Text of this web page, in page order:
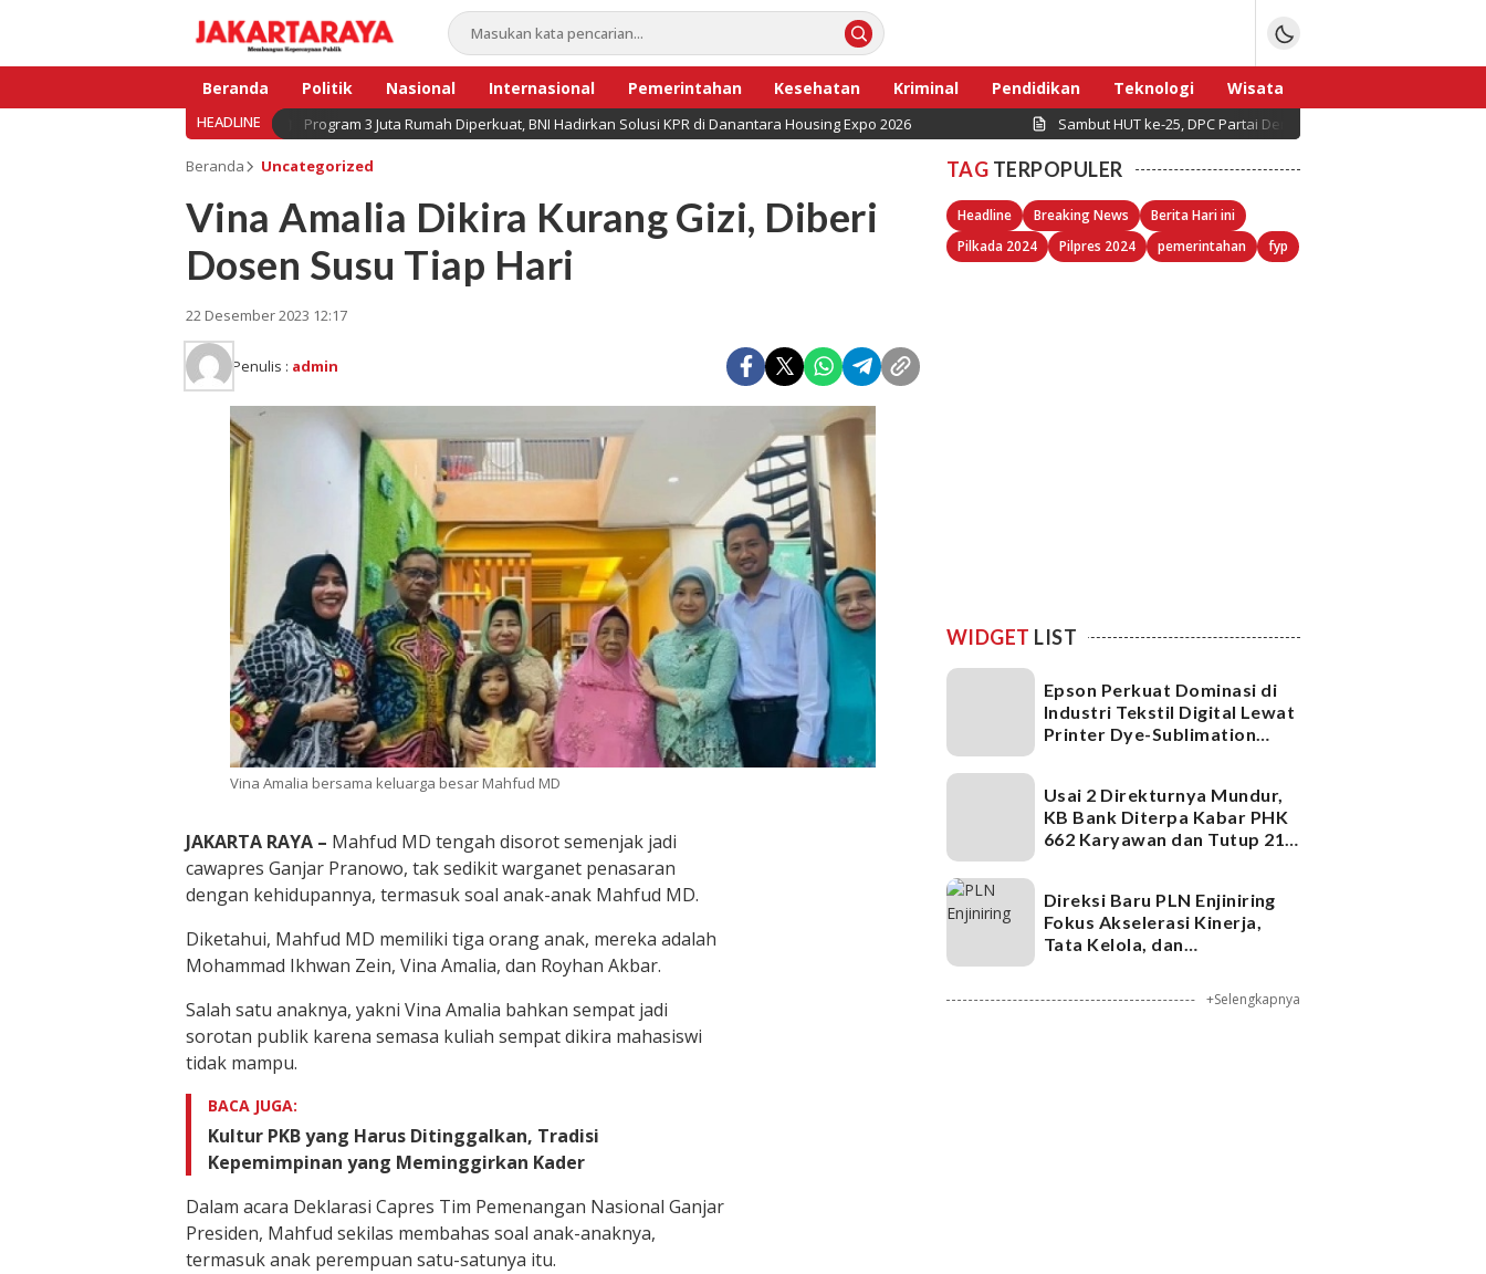
Beranda Politik Nasional Internasional Pemerintahan Kesehatan Kriminal Pendidikan Teknologi
Wisata
Bisnis
Sport
HEADLINE Program 3 Juta Rumah Diperkuat, BNI Hadirkan Solusi KPR di Danantara Housing Expo 2026 Sambut HUT ke-25, DPC Partai Demokrat Pulau Seribu Gelar
Beranda Uncategorized
Vina Amalia Dikira Kurang Gizi, Diberi
Dosen Susu Tiap Hari
22 Desember 2023 12:17
Penulis : admin
Vina Amalia bersama keluarga besar Mahfud MD
JAKARTA RAYA – Mahfud MD tengah disorot semenjak jadi
cawapres Ganjar Pranowo, tak sedikit warganet penasaran
dengan kehidupannya, termasuk soal anak-anak Mahfud MD.
Diketahui, Mahfud MD memiliki tiga orang anak, mereka adalah
Mohammad Ikhwan Zein, Vina Amalia, dan Royhan Akbar.
Salah satu anaknya, yakni Vina Amalia bahkan sempat jadi
sorotan publik karena semasa kuliah sempat dikira mahasiswi
tidak mampu.
BACA JUGA:
Kultur PKB yang Harus Ditinggalkan, Tradisi
Kepemimpinan yang Meminggirkan Kader
Dalam acara Deklarasi Capres Tim Pemenangan Nasional Ganjar
Presiden, Mahfud sekilas membahas soal anak-anaknya,
termasuk anak perempuan satu-satunya itu.
TAG TERPOPULER
Headline Breaking News
Berita Hari ini
Pilkada 2024
Pilpres 2024 pemerintahan fyp
WIDGET LIST
Epson Perkuat Dominasi di
Industri Tekstil Digital Lewat
Printer Dye-Sublimation
Usai 2 Direkturnya Mundur,
KB Bank Diterpa Kabar PHK
662 Karyawan dan Tutup 21
Direksi Baru PLN Enjiniring
Fokus Akselerasi Kinerja,
Tata Kelola, dan
+Selengkapnya